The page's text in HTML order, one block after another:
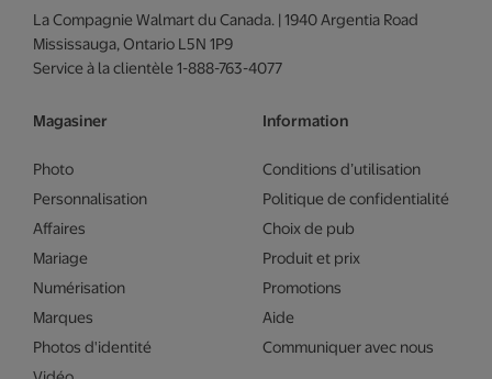
La Compagnie Walmart du Canada. | 1940 Argentia Road
Mississauga, Ontario L5N 1P9
Service à la clientèle 1-888-763-4077
Magasiner
Photo
Personnalisation
Affaires
Mariage
Numérisation
Marques
Photos d'identité
Information
Conditions d’utilisation
Politique de confidentialité
Choix de pub
Produit et prix
Promotions
Aide
Communiquer avec nous